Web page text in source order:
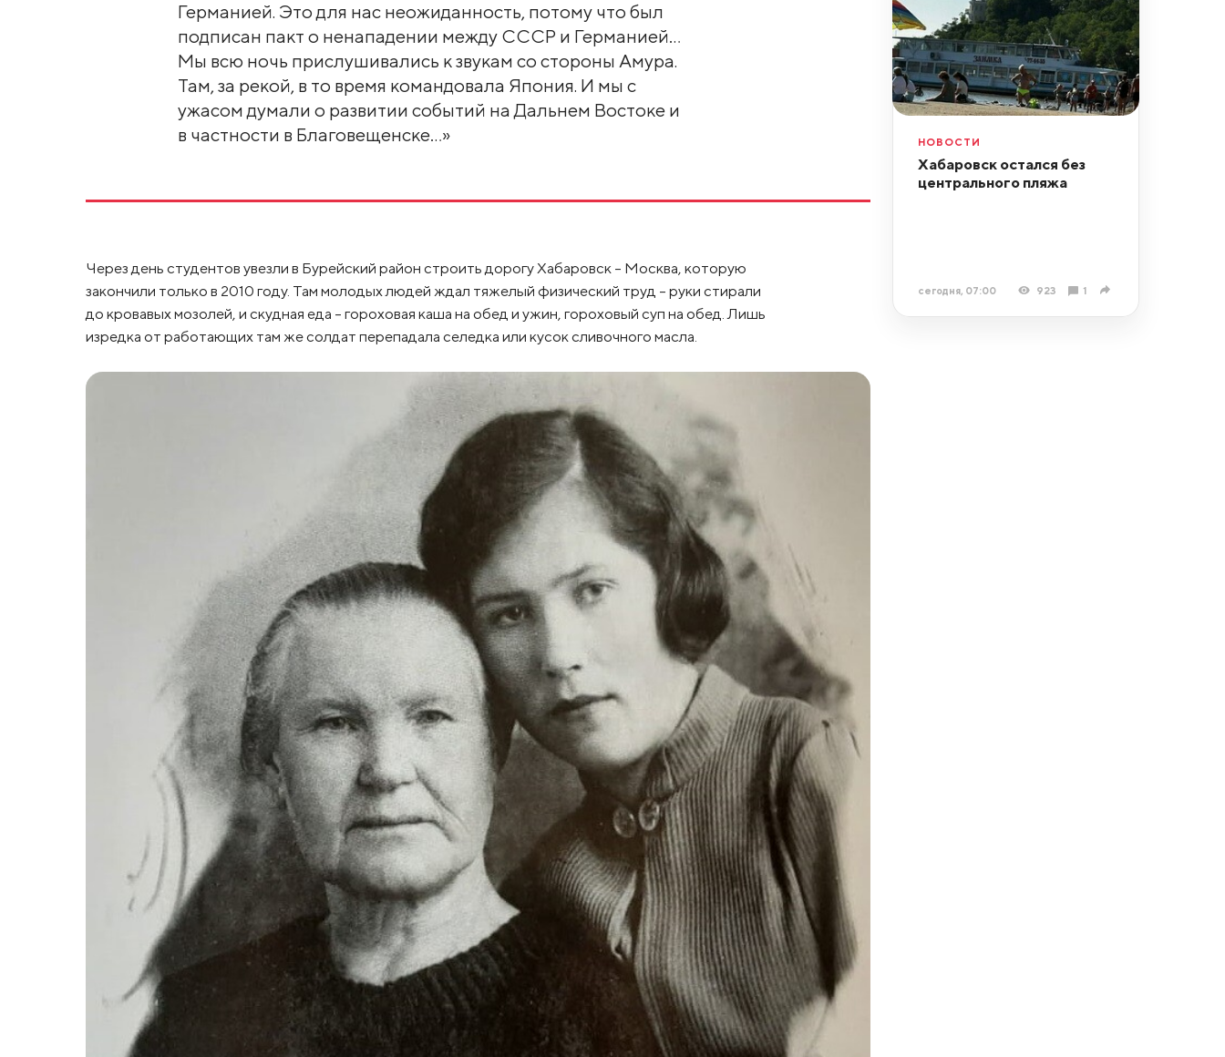
Германией. Это для нас неожиданность, потому что был
подписан пакт о ненападении между СССР и Германией…
Мы всю ночь прислушивались к звукам со стороны Амура.
Там, за рекой, в то время командовала Япония. И мы с
ужасом думали о развитии событий на Дальнем Востоке и
в частности в Благовещенске…»
Через день студентов увезли в Бурейский район строить дорогу Хабаровск – Москва, которую
закончили только в 2010 году. Там молодых людей ждал тяжелый физический труд – руки стирали
до кровавых мозолей, и скудная еда – гороховая каша на обед и ужин, гороховый суп на обед. Лишь
изредка от работающих там же солдат перепадала селедка или кусок сливочного масла.
НОВОСТИ
Хабаровск остался без
центрального пляжа
сегодня, 07:00 923 1